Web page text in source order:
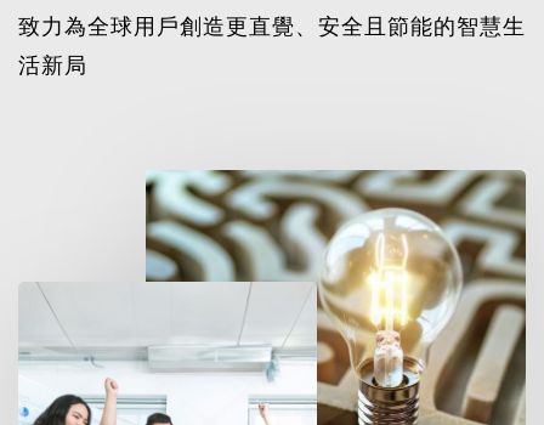
致力為全球用戶創造更直覺、安全且節能的智慧生
活新局